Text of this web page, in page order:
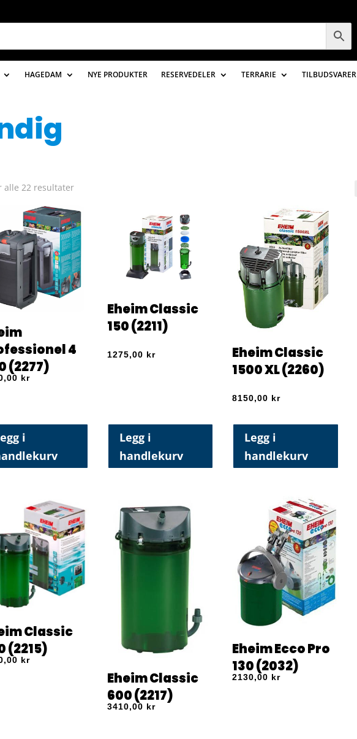
HAGEDAM NYE PRODUKTER RESERVEDELER TERRARIE TILBUDSVARER
alle 22 resultater
4
(2277)
kr
i
Eheim Classic
150 (2211)
1275,00 kr
Legg i
handlekurv
Eheim Classic
1500 XL (2260)
8150,00 kr
Legg i
handlekurv
Classic
(2215)
kr
Eheim Classic
600 (2217)
3410,00 kr
Eheim Ecco Pro
130 (2032)
2130,00 kr